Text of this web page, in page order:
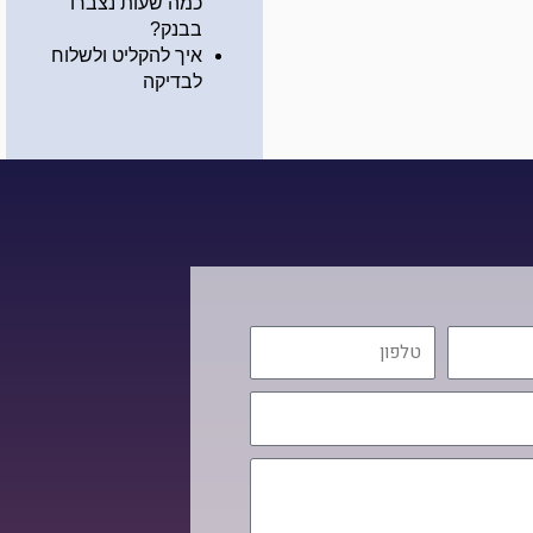
בבנק?
איך להקליט ולשלוח
לבדיקה
טלפון